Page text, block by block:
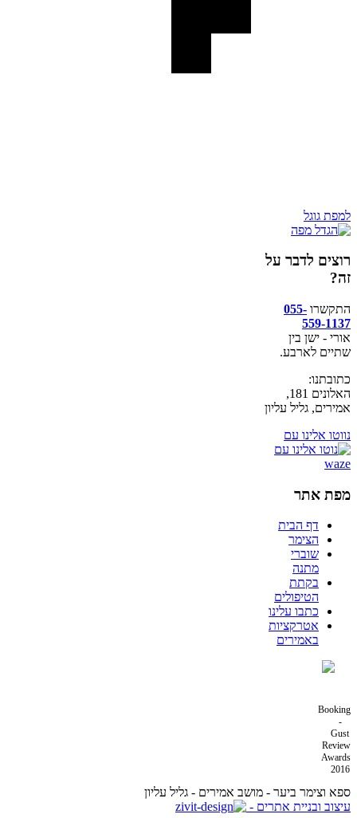
למפת גוגל
רוצים לדבר על
זה?
התקשרו 055-
559-1137
אורי - ישן בין
שתיים לארבע.
כתובתנו:
האלונים 181,
אמירים, גליל עליון
נווטו אלינו עם
מפת אתר
דף הבית
הצימר
שוברי
מתנה
בקתת
הטיפולים
כתבו עלינו
אטרקציות
באמירים
Booking
-
Gust
Review
Awards
2016
ספא וצימר ביער - מושב אמירים - גליל עליון
עיצוב ובניית אתרים -